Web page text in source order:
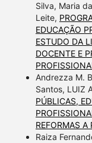
Silva, Maria
Leite,
EDUCAÇÃO
ESTUDO DA
DOCENTE E
Andrezza M.
Santos, LUIZ
PÚBLICAS,
REFORMAS A
Raiza